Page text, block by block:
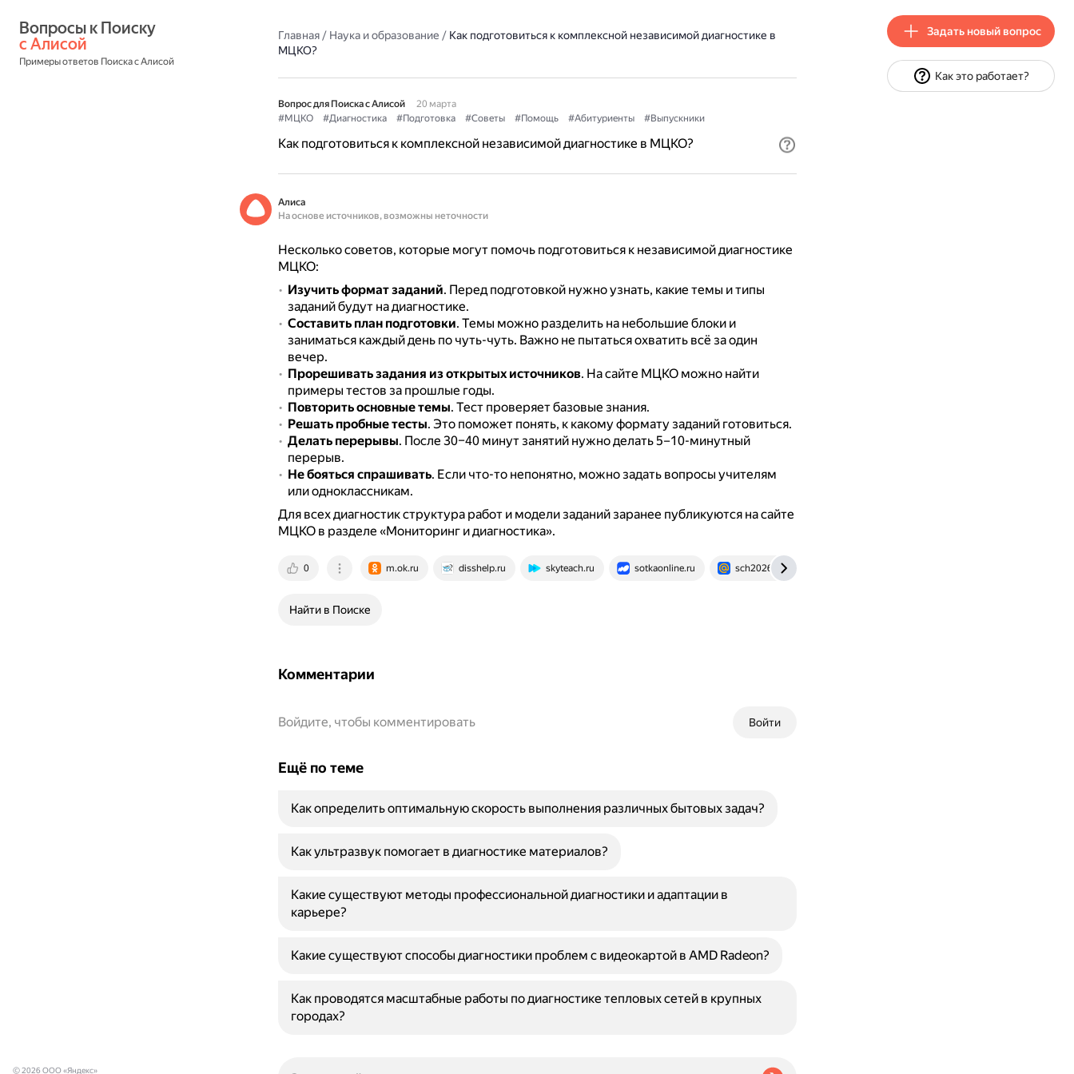
с Алисой
Примеры ответов Поиска с Алисой
Главная/ Наука и образование / Как подготовиться к комплексной независимой диагностике в
МЦКО?
Вопрос для Поиска с Алисой
20 марта
#МЦКО
#Диагностика #Подготовка #Советы #Помощь #Абитуриенты #Выпускники
Как подготовиться к комплексной независимой диагностике в МЦКО?
Алиса
На основе источников, возможны неточности
Несколько советов, которые могут помочь подготовиться к независимой диагностике
МЦКО:
Изучить формат заданий. Перед подготовкой нужно узнать, какие темы и типы
заданий будут на диагностике.
Составить план подготовки. Темы можно разделить на небольшие блоки и
заниматься каждый день по чуть-чуть. Важно не пытаться охватить всё за один
вечер.
Прорешивать задания из открытых источников. На сайте МЦКО можно найти
примеры тестов за прошлые годы.
Повторить основные темы. Тест проверяет базовые знания.
Решать пробные тесты. Это поможет понять, к какому формату заданий готовиться.
Делать перерывы. После 30–40 минут занятий нужно делать 5–10-минутный
перерыв.
Не бояться спрашивать. Если что-то непонятно, можно задать вопросы учителям
или одноклассникам.
Для всех диагностик структура работ и модели заданий заранее публикуются на сайте
МЦКО в разделе «Мониторинг и диагностика».
0 m.ok.ru disshelp.ru skyteach.ru sotkaonline.ru sch2026v.mskobr.ru
Найти в Поиске
Комментарии
Войти
Войдите, чтобы комментировать
Ещё по теме
Как определить оптимальную скорость выполнения различных бытовых задач?
Как ультразвук помогает в диагностике материалов?
Какие существуют методы профессиональной диагностики и адаптации в
карьере?
Какие существуют способы диагностики проблем с видеокартой в AMD Radeon?
Как проводятся масштабные работы по диагностике тепловых сетей в крупных
городах?
© 2026 ООО «Яндекс»
Задать новый вопрос
Как это работает?